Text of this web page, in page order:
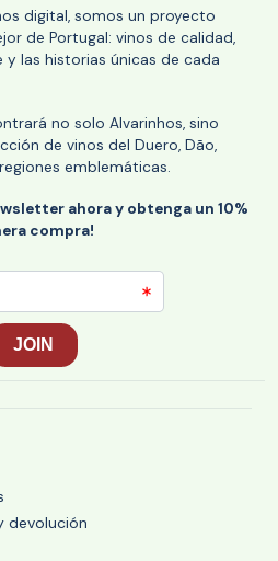
digital, somos un proyecto
de Portugal: vinos de calidad,
las historias únicas de cada
no solo Alvarinhos, sino
de vinos del Duero, Dão,
emblemáticas.
ahora y obtenga un 10%
compra!
devolución